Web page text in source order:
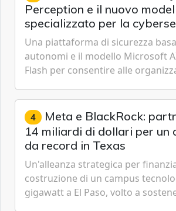
Perception e il nuovo
specializzato per la
Una piattaforma di sicurezza
autonomi e il modello Microsoft
Flash per consentire alle
gestione continua del rischio.
4 Meta e BlackRock:
14 miliardi di dollari per un
da record in Texas
Un'alleanza strategica per
costruzione di un campus
gigawatt a El Paso, volto a